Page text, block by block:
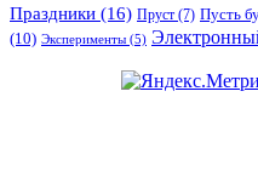
Праздники (16) Пруст (7) Пусть
(10) Эксперименты (5)